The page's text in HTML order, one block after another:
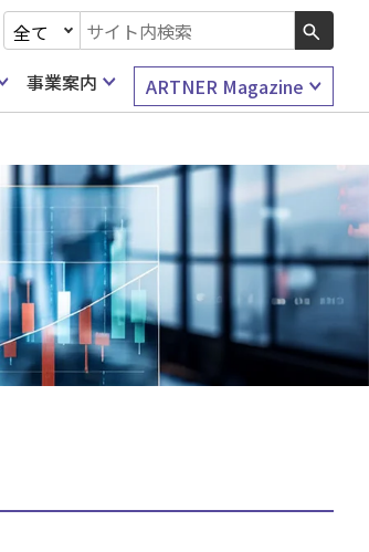
文書種別を選択
検索キーワード入力
事業案内 ARTNER Magazine